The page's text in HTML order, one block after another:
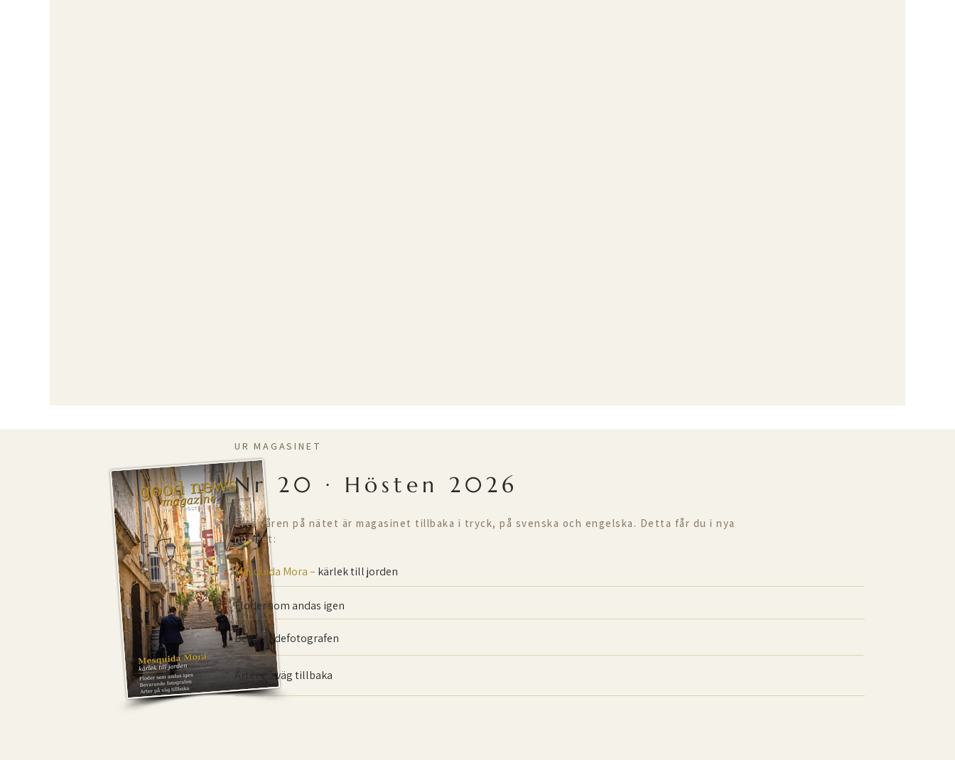
UR MAGASINET
Nr 20 · Hösten 2026
Efter åren på nätet är magasinet tillbaka i tryck, på svenska och engelska. Detta får du i nya
numret:
Mesquida Mora – kärlek till jorden
Floder som andas igen
Bevarande­fotografen
Arter på väg tillbaka